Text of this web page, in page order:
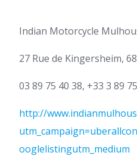
Indian Motorcycle
27 Rue de Kingersheim,
03 89 75 40 38, +33 3 89
http://
ooglelistingutm_medium